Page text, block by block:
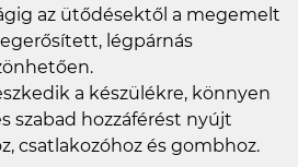
az ütődésektől a megemelt
légpárnás
a készülékre, könnyen
szabad hozzáférést nyújt
csatlakozóhoz és gombhoz.